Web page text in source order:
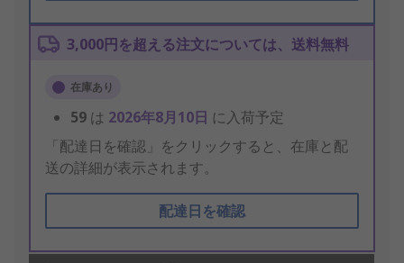
3,000円を超える注文については、送料無料
在庫あり
59 は 2026年8月10日 に入荷予定
「配達日を確認」をクリックすると、在庫と配
送の詳細が表示されます。
配達日を確認